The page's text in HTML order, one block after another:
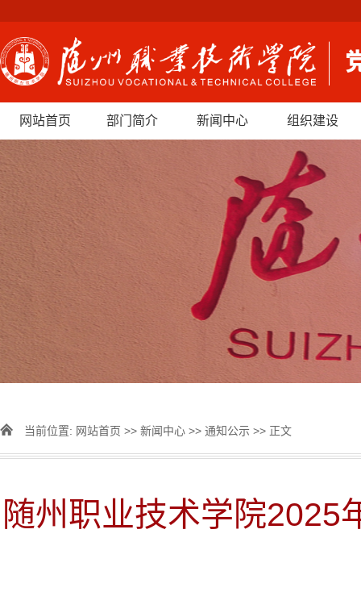
网站首页 部门简介 新闻中心 组织建设
当前位置: 网站首页 >> 新闻中心 >> 通知公示 >> 正文
随州职业技术学院2025